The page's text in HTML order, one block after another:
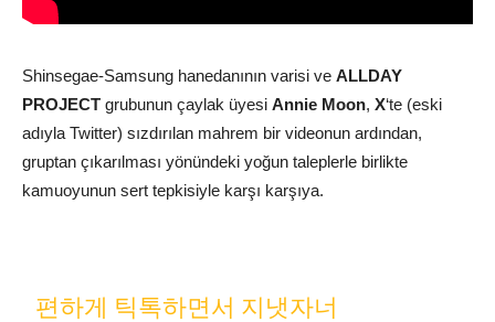
Shinsegae-Samsung hanedanının varisi ve ALLDAY
PROJECT grubunun çaylak üyesi Annie Moon, X‘te (eski
adıyla Twitter) sızdırılan mahrem bir videonun ardından,
gruptan çıkarılması yönündeki yoğun taleplerle birlikte
kamuoyunun sert tepkisiyle karşı karşıya.
편하게 틱톡하면서 지냇자너